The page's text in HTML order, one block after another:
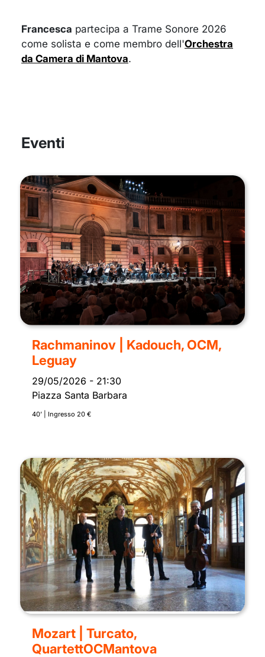
Francesca partecipa a Trame Sonore 2026
come solista e come membro dell'Orchestra
da Camera di Mantova.
Eventi
Rachmaninov | Kadouch, OCM,
Leguay
29/05/2026 - 21:30
Piazza Santa Barbara
40’ | Ingresso 20 €
Mozart | Turcato,
QuartettOCMantova